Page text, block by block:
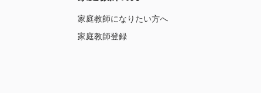
家庭教師になりたい方へ
家庭教師登録